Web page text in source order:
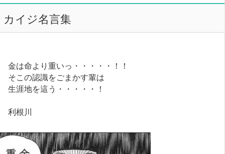
カイジ名言集
金は命より重いっ・・・・・！！
そこの認識をごまかす輩は
生涯地を這う・・・・・！
利根川